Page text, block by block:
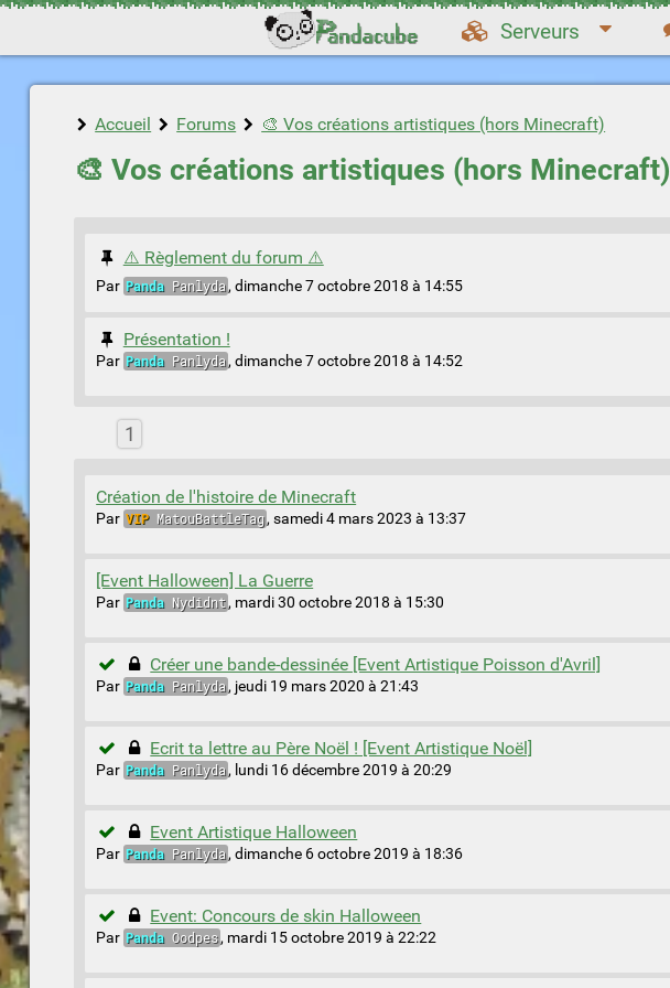
Serveurs
Accueil Forums 🎨 Vos créations artistiques (hors Minecraft)
🎨 Vos créations artistiques (hors Minecraft)
⚠️ Règlement du forum ⚠️
Par PandaPanlyda,dimanche 7 octobre 2018 à 14:55
Présentation !
Par PandaPanlyda,dimanche 7 octobre 2018 à 14:52
1
Création de l'histoire de Minecraft
Par VIPMatouBattleTag,samedi 4 mars 2023 à 13:37
[Event Halloween] La Guerre
Par PandaNydidnt, mardi 30 octobre 2018 à 15:30
Créer une bande-dessinée [Event Artistique Poisson d'Avril]
Par PandaPanlyda, jeudi 19 mars 2020 à 21:43
Ecrit ta lettre au Père Noël ! [Event Artistique Noël]
Par PandaPanlyda, lundi 16 décembre 2019 à 20:29
Event Artistique Halloween
Par PandaPanlyda,dimanche 6 octobre 2019 à 18:36
Event: Concours de skin Halloween
Par PandaOodpes, mardi 15 octobre 2019 à 22:22